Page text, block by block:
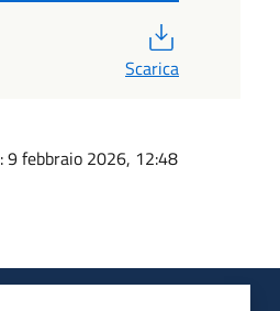
Scarica
: 9 febbraio 2026, 12:48